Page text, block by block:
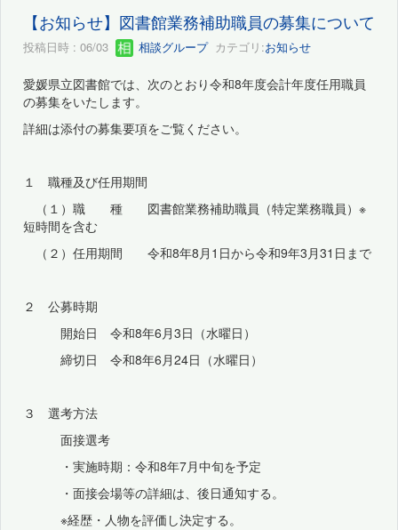
【お知らせ】図書館業務補助職員の募集について
投稿日時 : 06/03 相談グループカテゴリ:お知らせ
愛媛県立図書館では、次のとおり令和8年度会計年度任用職員
の募集をいたします。
詳細は添付の募集要項をご覧ください。
１ 職種及び任用期間
（１）職 種 図書館業務補助職員（特定業務職員）※
短時間を含む
（２）任用期間 令和8年8月1日から令和9年3月31日まで
２ 公募時期
開始日 令和8年6月3日（水曜日）
締切日 令和8年6月24日（水曜日）
３ 選考方法
面接選考
・実施時期：令和8年7月中旬を予定
・面接会場等の詳細は、後日通知する。
※経歴・人物を評価し決定する。